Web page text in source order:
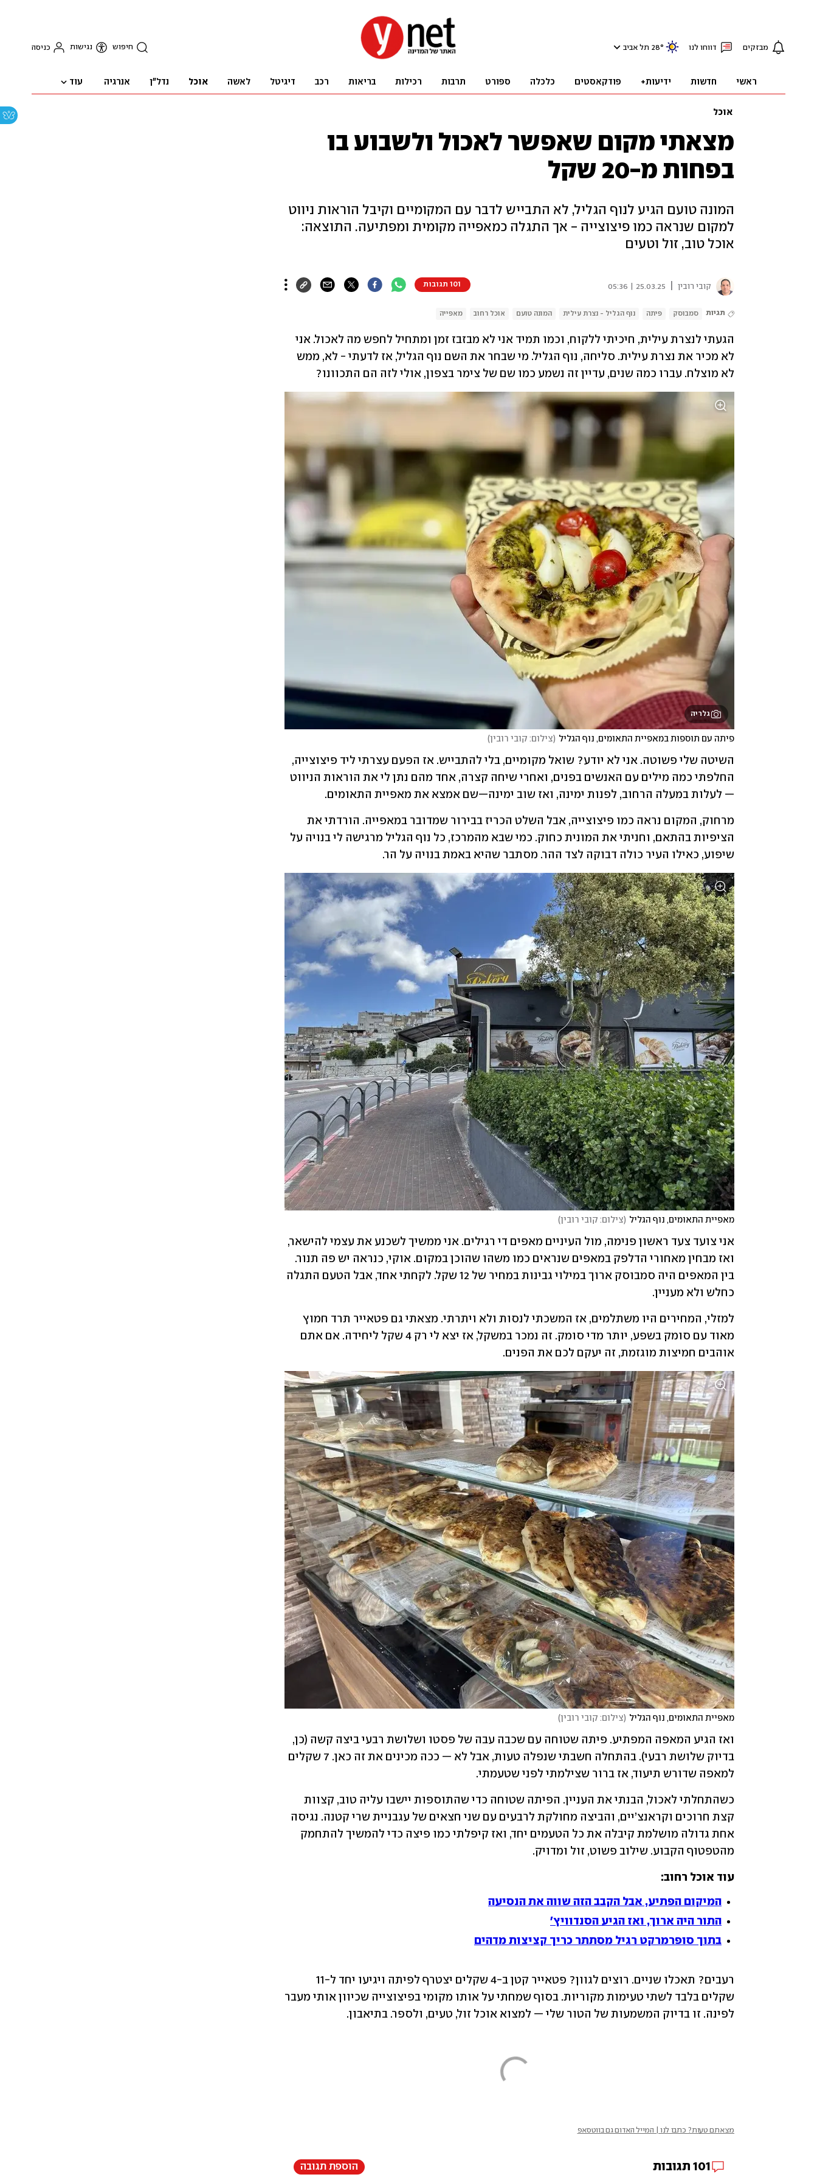
מבזקים דווחו לנו 28° תל אביב חיפוש נגישות כניסה
ראשי חדשות ידיעות+ פודקאסטים כלכלה ספורט תרבות רכילות בריאות רכב דיגיטל לאשה אוכל נדל"ן אנרגיה עוד
אוכל
מצאתי מקום שאפשר לאכול ולשבוע בו
בפחות מ-20 שקל
המונה טועם הגיע לנוף הגליל, לא התבייש לדבר עם המקומיים וקיבל הוראות ניווט
למקום שנראה כמו פיצוצייה - אך התגלה כמאפייה מקומית ומפתיעה. התוצאה:
אוכל טוב, זול וטעים
קובי רובין 25.03.25 | 05:36 101 תגובות
תגיות סמבוסק פיתה נוף הגליל - נצרת עילית המונה טועם אוכל רחוב מאפייה
לא מוצלח. עברו כמה שנים, עדיין זה נשמע כמו שם של צימר בצפון, אולי לזה הם התכוונו?
גלריה
פיתה עם תוספות במאפיית התאומים, נוף הגליל (צילום: קובי רובין)
— לעלות במעלה הרחוב, לפנות ימינה, ואז שוב ימינה—שם אמצא את מאפיית התאומים.
שיפוע, כאילו העיר כולה דבוקה לצד ההר. מסתבר שהיא באמת בנויה על הר.
מאפיית התאומים, נוף הגליל (צילום: קובי רובין)
כחלש ולא מעניין.
אוהבים חמיצות מוגזמת, זה יעקם לכם את הפנים.
מאפיית התאומים, נוף הגליל (צילום: קובי רובין)
למאפה שדורש תיעוד, אז ברור שצילמתי לפני שטעמתי.
מהטפטוף הקבוע. שילוב פשוט, זול ומדויק.
עוד אוכל רחוב:
המיקום הפתיע, אבל הקבב הזה שווה את הנסיעה
התור היה ארוך, ואז הגיע הסנדוויץ'
בתוך סופרמרקט רגיל מסתתר כריך קציצות מדהים
לפינה. זו בדיוק המשמעות של הטור שלי — למצוא אוכל זול, טעים, ולספר. בתיאבון.
מצאתם טעות? כתבו לנו | המייל האדום גם בווטסאפ
101 תגובות הוספת תגובה